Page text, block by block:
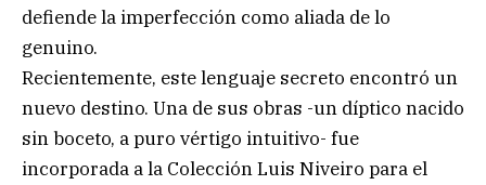
defiende la imperfección como aliada de lo
genuino.
Recientemente, este lenguaje secreto encontró un
nuevo destino. Una de sus obras -un díptico nacido
sin boceto, a puro vértigo intuitivo- fue
incorporada a la Colección Luis Niveiro para el